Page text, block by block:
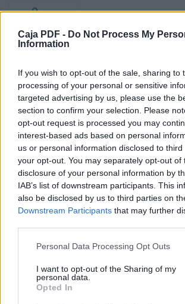
Caja PDF - Do Not Process My
Information
If you wish to opt-out of the sale, sharing to
processing of your personal or sensitive
targeted advertising by us, please use the
section to confirm your selection. Please
opt-out request is processed you may
interest-based ads based on personal
us or personal information disclosed to
your opt-out. You may separately opt-out of
disclosure of your personal information by
IAB’s list of downstream participants. This
also be disclosed by us to third parties on
Downstream Participants that may further
Personal Data Processing Opt Outs
I want to opt-out of the Sharing of my
personal data.
Opted In
DOCUMENTO FORO DE CANDIDATOS
383 KB, 21 páginas
Los archivos en esta página ha sido compartidos
Caja PDF
es una plataforma de gestión de
en Francia y cumpliendo estrictamente con las leyes
Al tener una función legal de intermediario técnico
compartidos por los usuarios del sitio no se moderan
Caja PDF